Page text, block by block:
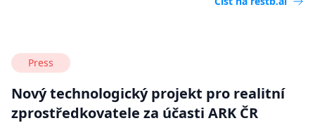
Press
Nový technologický projekt pro realitní
zprostředkovatele za účasti ARK ČR